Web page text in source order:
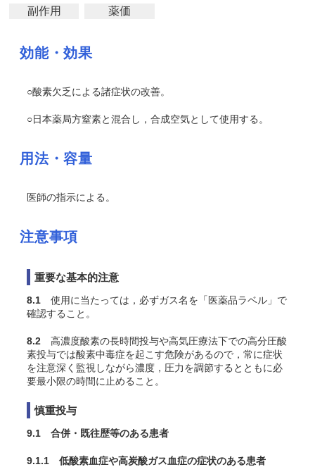
副作用
薬価
効能・効果
○酸素欠乏による諸症状の改善。
○日本薬局方窒素と混合し，合成空気として使用する。
用法・容量
医師の指示による。
注意事項
重要な基本的注意
8.1 使用に当たっては，必ずガス名を「医薬品ラベル」で
確認すること。
8.2 高濃度酸素の長時間投与や高気圧療法下での高分圧酸
素投与では酸素中毒症を起こす危険があるので，常に症状
を注意深く監視しながら濃度，圧力を調節するとともに必
要最小限の時間に止めること。
慎重投与
9.1 合併・既往歴等のある患者
9.1.1 低酸素血症や高炭酸ガス血症の症状のある患者